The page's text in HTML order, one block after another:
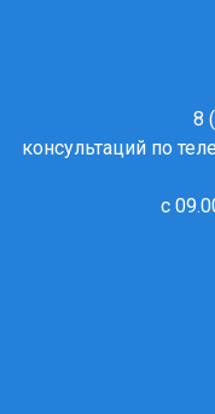
8
консультаций по
с